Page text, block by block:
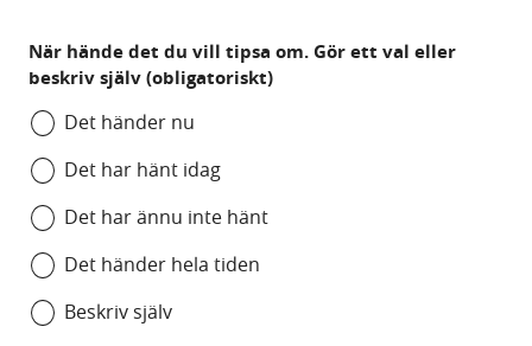
Det händer nu
Det har hänt idag
Det har ännu inte hänt
Det händer hela tiden
Beskriv själv
När hände det du vill tipsa om. Gör ett val eller
beskriv själv (obligatoriskt)